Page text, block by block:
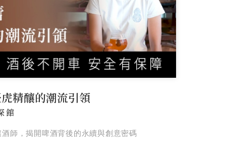
精釀的潮流引領
館
師，揭開啤酒背後的永續與創意密碼